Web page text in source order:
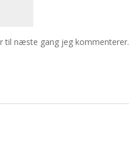
til næste gang jeg kommenterer.